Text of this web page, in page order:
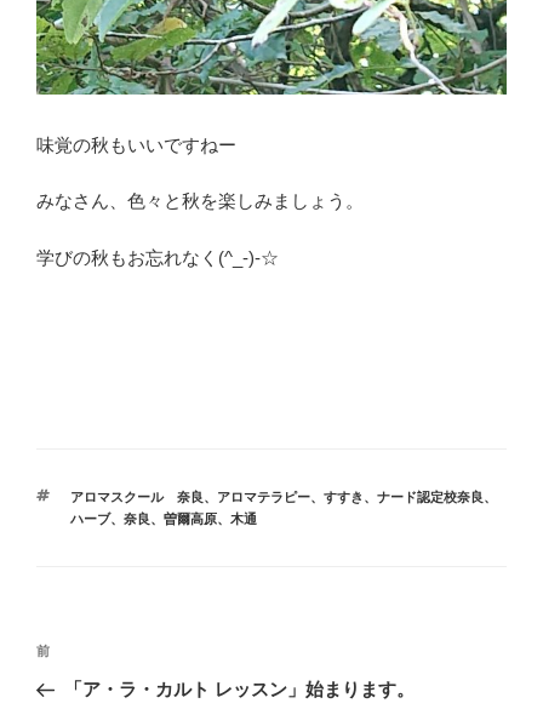
味覚の秋もいいですねー
みなさん、色々と秋を楽しみましょう。
学びの秋もお忘れなく(^_-)-☆
タ
グ
アロマスクール 奈良、 アロマテラピー、 すすき 、 ナード認定校奈良、
ハーブ、 奈良、 曽爾高原、 木通
投
前
の
前
「ア・ラ・カルト レッスン」始まります。